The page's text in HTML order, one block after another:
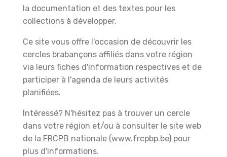
la documentation et des textes pour les
collections à développer.
Ce site vous offre l'occasion de découvrir les
cercles brabançons affiliés dans votre région
via leurs fiches d'information respectives et de
participer à l'agenda de leurs activités
planifiées.
Intéressé? N'hésitez pas à trouver un cercle
dans votre région et/ou à consulter le site web
de la FRCPB nationale (www.frcpbp.be) pour
plus d'informations.